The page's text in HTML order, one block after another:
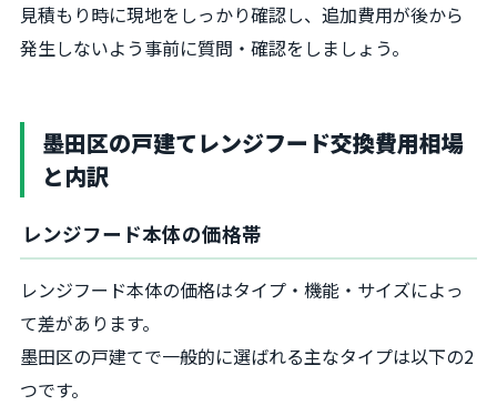
見積もり時に現地をしっかり確認し、追加費用が後から
発生しないよう事前に質問・確認をしましょう。
墨田区の戸建てレンジフード交換費用相場
と内訳
レンジフード本体の価格帯
レンジフード本体の価格はタイプ・機能・サイズによっ
て差があります。
墨田区の戸建てで一般的に選ばれる主なタイプは以下の2
つです。